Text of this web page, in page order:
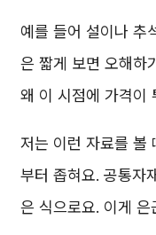
예를 들어 설이나 추
은 짧게 보면 오해하
왜 이 시점에 가격이
저는 이런 자료를 볼
부터 좁혀요. 공통자
은 식으로요. 이게